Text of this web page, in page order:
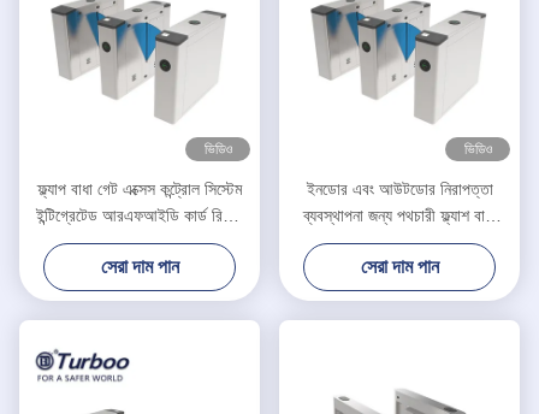
ভিডিও
ফ্ল্যাপ বাধা গেট এক্সেস কন্ট্রোল সিস্টেম
ইন্টিগ্রেটেড আরএফআইডি কার্ড রিডার
এবং QR স্ক্যানার
সেরা দাম পান
ভিডিও
ইনডোর এবং আউটডোর নিরাপত্তা
ব্যবস্থাপনা জন্য পথচারী ফ্ল্যাশ বাধা
বাধাবিশেষ
সেরা দাম পান